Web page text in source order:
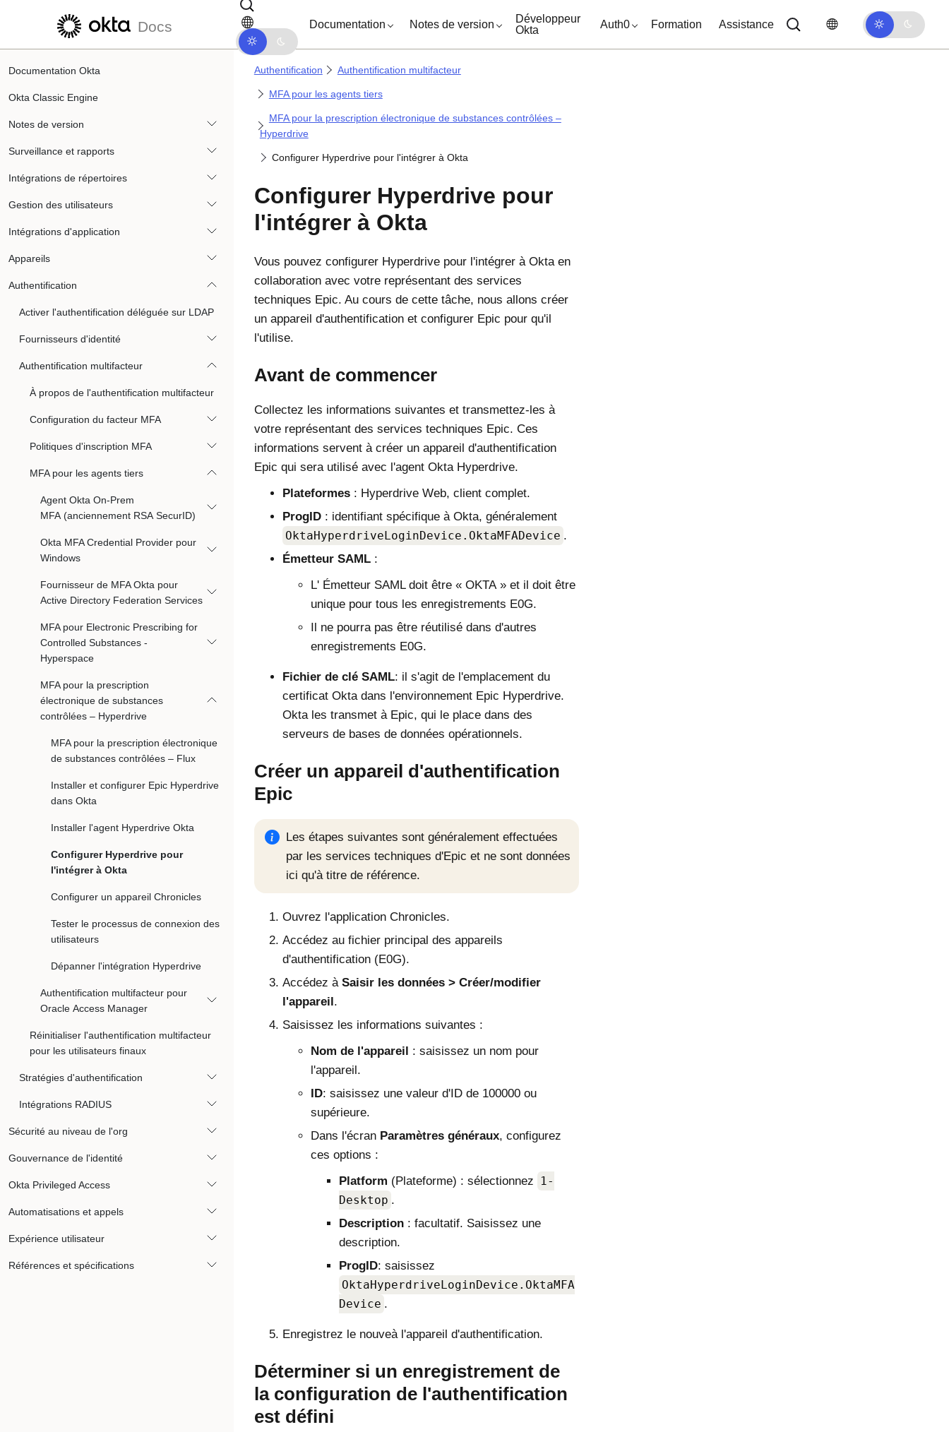
Passer au contenu principal Passer à la navigation dans les documents
Docs Documentation Notes de version
Développeur
Okta
Auth0 Formation Assistance
Documentation Okta
Okta Classic Engine
Notes de version
Surveillance et rapports
Intégrations de répertoires
Gestion des utilisateurs
Intégrations d'application
Appareils
Authentification
Activer l'authentification déléguée sur LDAP
Fournisseurs d'identité
Authentification multifacteur
À propos de l'authentification multifacteur
Configuration du facteur MFA
Politiques d'inscription MFA
MFA pour les agents tiers
Agent Okta On-Prem
MFA (anciennement RSA SecurID)
Okta MFA Credential Provider pour
Windows
Fournisseur de MFA Okta pour
Active Directory Federation Services
MFA pour Electronic Prescribing for
Controlled Substances -
Hyperspace
MFA pour la prescription
électronique de substances
contrôlées – Hyperdrive
MFA pour la prescription électronique
de substances contrôlées – Flux
Installer et configurer Epic Hyperdrive
dans Okta
Installer l'agent Hyperdrive Okta
Configurer Hyperdrive pour
l'intégrer à Okta
Configurer un appareil Chronicles
Tester le processus de connexion des
utilisateurs
Dépanner l'intégration Hyperdrive
Authentification multifacteur pour
Oracle Access Manager
Réinitialiser l'authentification multifacteur
pour les utilisateurs finaux
Stratégies d'authentification
Intégrations RADIUS
Sécurité au niveau de l'org
Gouvernance de l'identité
Okta Privileged Access
Automatisations et appels
Expérience utilisateur
Références et spécifications
Authentification Authentification multifacteur
MFA pour les agents tiers
MFA pour la prescription électronique de substances contrôlées –
Hyperdrive
Configurer Hyperdrive pour l'intégrer à Okta
Configurer Hyperdrive pour
l'intégrer à Okta
Vous pouvez configurer Hyperdrive pour l'intégrer à Oktaen
collaboration avec votre représentant des services
techniques Epic. Au cours de cette tâche, nous allons créer
un appareil d'authentification et configurer Epic pour qu'il
l'utilise.
Avant de commencer
Collectez les informations suivantes et transmettez-les à
votre représentant des services techniques Epic. Ces
informations servent à créer un appareil d'authentification
Epic qui sera utilisé avec l'agent OktaHyperdrive.
Plateformes: Hyperdrive Web, client complet.
ProgID: identifiant spécifique à Okta, généralement
OktaHyperdriveLoginDevice.OktaMFADevice .
Émetteur SAML:
L' Émetteur SAML doit être « OKTA » et il doit être
unique pour tous les enregistrements E0G.
Il ne pourra pas être réutilisé dans d'autres
enregistrements E0G.
Fichier de clé SAML: il s'agit de l'emplacement du
certificat Oktadans l'environnement Epic Hyperdrive.
Oktales transmet à Epic, qui le place dans des
serveurs de bases de données opérationnels.
Créer un appareil d'authentification
Epic
Les étapes suivantes sont généralement effectuées
par les services techniques d'Epic et ne sont données
ici qu'à titre de référence.
Ouvrez l'application Chronicles.
Accédez au fichier principal des appareils
d'authentification (E0G).
Accédez à Saisir les données
Créer/modifier
l'appareil.
Saisissez les informations suivantes :
Nom de l'appareil : saisissez un nom pour
l'appareil.
ID: saisissez une valeur d'ID de 100000 ou
supérieure.
Dans l'écran Paramètres généraux, configurez
ces options :
Platform (Plateforme) : sélectionnez
1-
Desktop .
Description: facultatif. Saisissez une
description.
ProgID: saisissez
OktaHyperdriveLoginDevice.OktaMFA
Device .
Enregistrez le nouveà l'appareil d'authentification.
Déterminer si un enregistrement de
la configuration de l'authentification
est défini